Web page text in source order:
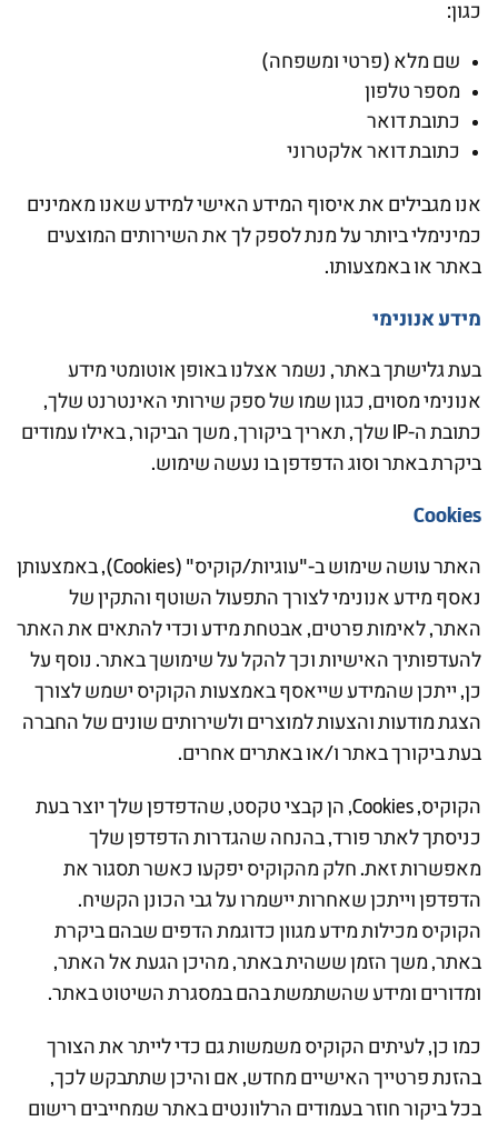
כגון:
שם מלא (פרטי ומשפחה)
מספר טלפון
כתובת דואר
כתובת דואר אלקטרוני
אנו מגבילים את איסוף המידע האישי למידע שאנו מאמינים
כמינימלי ביותר על מנת לספק לך את השירותים המוצעים
באתר או באמצעותו.
מידע אנונימי
בעת גלישתך באתר, נשמר אצלנו באופן אוטומטי מידע
אנונימי מסוים, כגון שמו של ספק שירותי האינטרנט שלך,
כתובת ה-IP שלך, תאריך ביקורך, משך הביקור, באילו עמודים
ביקרת באתר וסוג הדפדפן בו נעשה שימוש.
Cookies
האתר עושה שימוש ב-"עוגיות/קוקיס" (Cookies), באמצעותן
נאסף מידע אנונימי לצורך התפעול השוטף והתקין של
האתר, לאימות פרטים, אבטחת מידע וכדי להתאים את האתר
להעדפותיך האישיות וכך להקל על שימושך באתר. נוסף על
כן, ייתכן שהמידע שייאסף באמצעות הקוקיס ישמש לצורך
הצגת מודעות והצעות למוצרים ולשירותים שונים של החברה
בעת ביקורך באתר ו/או באתרים אחרים.
הקוקיס, Cookies, הן קבצי טקסט, שהדפדפן שלך יוצר בעת
כניסתך לאתר פורד, בהנחה שהגדרות הדפדפן שלך
מאפשרות זאת. חלק מהקוקיס יפקעו כאשר תסגור את
הדפדפן וייתכן שאחרות יישמרו על גבי הכונן הקשיח.
הקוקיס מכילות מידע מגוון כדוגמת הדפים שבהם ביקרת
באתר, משך הזמן ששהית באתר, מהיכן הגעת אל האתר,
ומדורים ומידע שהשתמשת בהם במסגרת השיטוט באתר.
כמו כן, לעיתים הקוקיס משמשות גם כדי לייתר את הצורך
בהזנת פרטייך האישיים מחדש, אם והיכן שתתבקש לכך,
בכל ביקור חוזר בעמודים הרלוונטים באתר שמחייבים רישום